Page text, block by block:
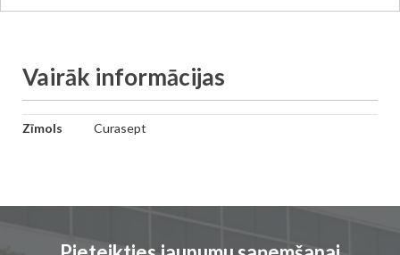
Vairāk informācijas
Vairāk
Zīmols Curasept